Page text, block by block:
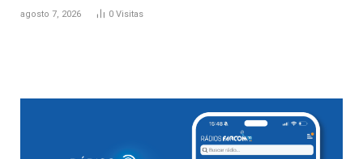
agosto 7, 2026 0 Visitas